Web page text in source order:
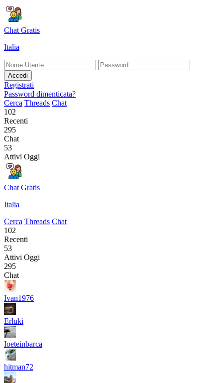
Chat Gratis
Italia
Accedi
Registrati
Password dimenticata?
Cerca Threads Chat
102
Recenti
295
Chat
53
Attivi Oggi
Chat Gratis
Italia
Cerca Threads Chat
102
Recenti
53
Attivi Oggi
295
Chat
Ivan1976
Erluki
Ioeteinbarca
hitman72